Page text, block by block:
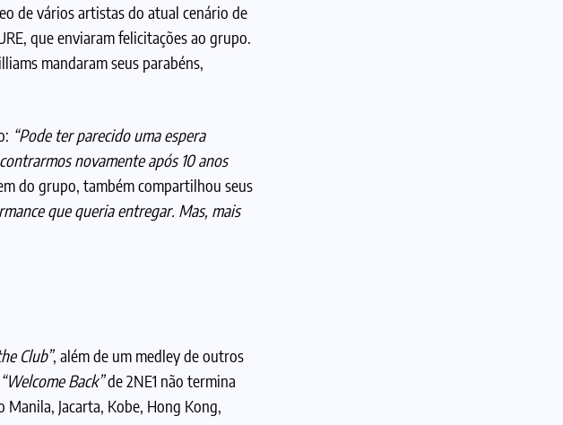
de vários artistas do atual cenário de
que enviaram felicitações ao grupo.
mandaram seus parabéns,
“Pode ter parecido uma espera
novamente após 10 anos
do grupo, também compartilhou seus
que queria entregar. Mas, mais
Club”, além de um medley de outros
“Welcome Back”de 2NE1 não termina
Jacarta, Kobe, Hong Kong,